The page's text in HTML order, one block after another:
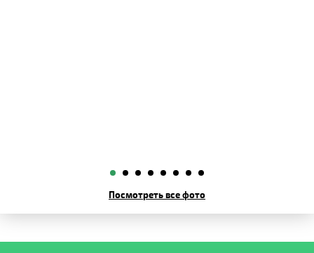
Посмотреть все фото